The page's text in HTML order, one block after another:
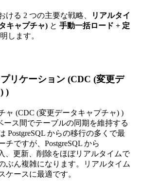
ける 2 つの主要な戦略、
リアルタイ
キャプチャ) と 手動一括ロード + 定
します。
リケーション (CDC (変更デ
)
ャ (CDC (変更データキャプチャ) )
ース間でテーブルの同期を維持する
PostgreSQL からの移行の多くで最
チですが、PostgreSQL から
、更新、削除をほぼリアルタイムで
ぶん複雑になります。リアルタイム
ケースに最適です。